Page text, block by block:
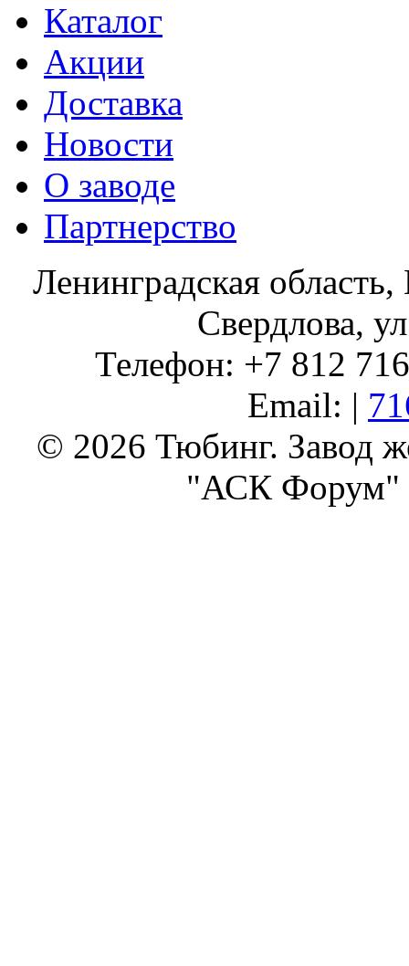
Каталог
Акции
Доставка
Новости
О заводе
Партнерство
Ленинградская
Свердлова,
Телефон: +7 812
Email: |
© 2026 Тюбинг. Завод
"АСК Форум"